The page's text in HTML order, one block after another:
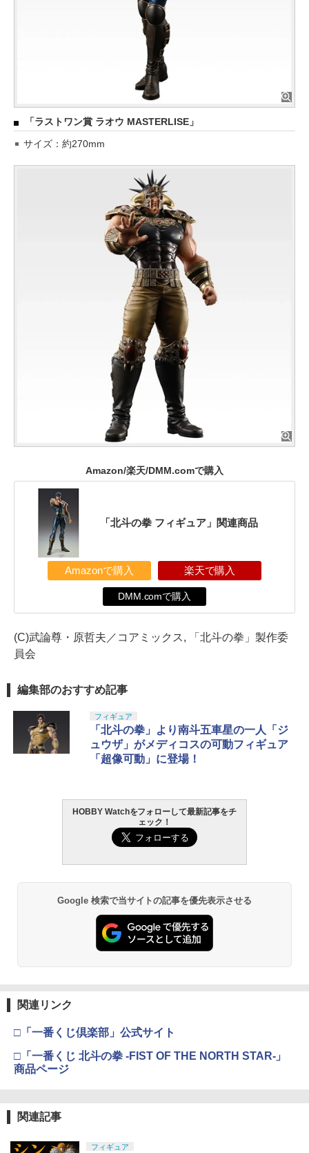
「ラストワン賞 ラオウ MASTERLISE」
サイズ：約270mm
Amazon/楽天/DMM.comで購入
「北斗の拳 フィギュア」関連商品
Amazonで購入 楽天で購入
DMM.comで購入
(C)武論尊・原哲夫／コアミックス, 「北斗の拳」製作委
員会
編集部のおすすめ記事
フィギュア
「北斗の拳」より南斗五車星の一人「ジ
ュウザ」がメディコスの可動フィギュア
「超像可動」に登場！
HOBBY Watchをフォローして最新記事をチ
ェック！
Google 検索で当サイトの記事を優先表示させる
関連リンク
□「一番くじ倶楽部」公式サイト
□「一番くじ 北斗の拳 -FIST OF THE NORTH STAR-」
商品ページ
関連記事
フィギュア